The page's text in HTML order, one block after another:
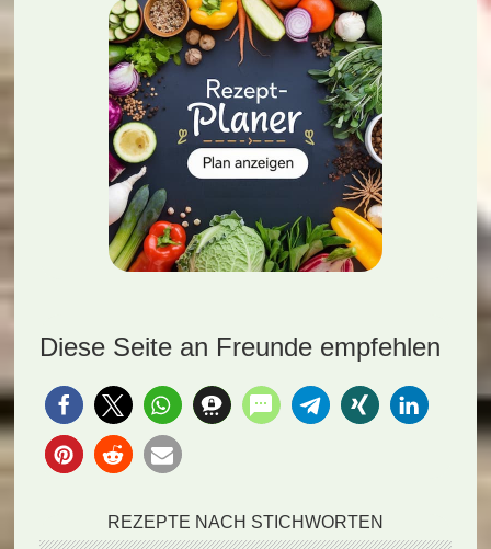
Diese Seite an Freunde empfehlen
REZEPTE NACH STICHWORTEN